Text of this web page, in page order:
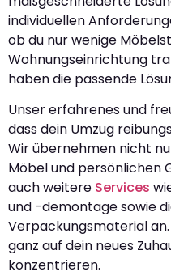
individuellen
ob du nur wenige
Wohnungseinrichtung
haben die passende
Unser erfahrenes und
dass dein Umzug
Wir übernehmen nicht
Möbel und persönlichen
auch weitere Services
und -demontage sowie
Verpackungsmaterial
ganz auf dein neues
konzentrieren.